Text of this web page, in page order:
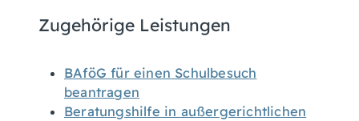
Zugehörige Leistungen
BAföG für einen Schulbesuch
beantragen
Beratungshilfe in außergerichtlichen